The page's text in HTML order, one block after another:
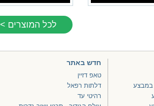
לכל המוצרים >
במבצע
חדש באתר
טאפ דזיין
דלתות רפאל
רהיטי עד